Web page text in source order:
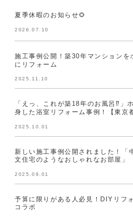
夏季休暇のお知らせ🌻
2026.07.10
施工事例公開！築30年マンションを
にリフォーム
2025.11.10
「えっ、これが築18年のお風呂⁉」
身した浴室リフォーム事例！【東京
2025.10.01
新しい施工事例公開されました！「
文住宅のようなおしゃれなお部屋」
2025.09.01
予算に限りがある人必見！DIYリフ
コラボ